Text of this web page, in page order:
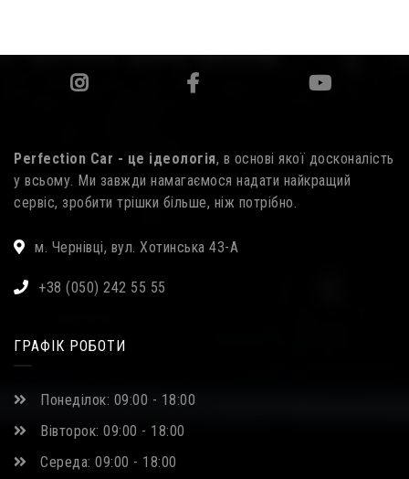
Perfection Car - це ідеологія, в основі якої досконалість
у всьому. Ми завжди намагаємося надати найкращий
сервіс, зробити трішки більше, ніж потрібно.
м. Чернівці, вул. Хотинська 43-А
+38 (050) 242 55 55
ГРАФІК РОБОТИ
Понеділок: 09:00 - 18:00
Вівторок: 09:00 - 18:00
Середа: 09:00 - 18:00